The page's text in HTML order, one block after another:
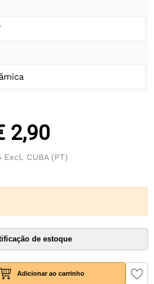
2,90
Excl. CUBA (PT)
de estoque
Adicionar ao carrinho